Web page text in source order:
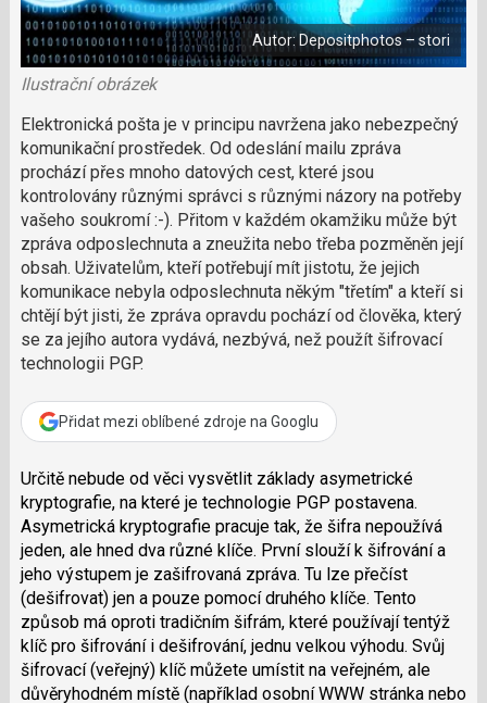
n
e
k
d
o
ř
t
e
r
e
d
b
o
o
k
X
Autor: Depositphotos – stori
Ilustrační obrázek
Elektronická pošta je v principu navržena jako nebezpečný
komunikační prostředek. Od odeslání mailu zpráva
prochází přes mnoho datových cest, které jsou
kontrolovány různými správci s různými názory na potřeby
vašeho soukromí :-). Přitom v každém okamžiku může být
zpráva odposlechnuta a zneužita nebo třeba pozměněn její
obsah. Uživatelům, kteří potřebují mít jistotu, že jejich
komunikace nebyla odposlechnuta někým "třetím" a kteří si
chtějí být jisti, že zpráva opravdu pochází od člověka, který
se za jejího autora vydává, nezbývá, než použít šifrovací
technologii PGP.
Přidat mezi oblíbené zdroje na Googlu
Určitě nebude od věci vysvětlit základy asymetrické
kryptografie, na které je technologie PGP postavena.
Asymetrická kryptografie pracuje tak, že šifra nepoužívá
jeden, ale hned dva různé klíče. První slouží k šifrování a
jeho výstupem je zašifrovaná zpráva. Tu lze přečíst
(dešifrovat) jen a pouze pomocí druhého klíče. Tento
způsob má oproti tradičním šifrám, které používají tentýž
klíč pro šifrování i dešifrování, jednu velkou výhodu. Svůj
šifrovací (veřejný) klíč můžete umístit na veřejném, ale
důvěryhodném místě (například osobní WWW stránka nebo